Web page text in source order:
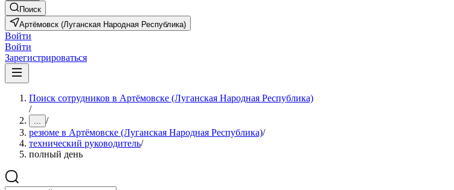
Поиск
Артёмовск (Луганская Народная Республика)
Войти
Войти
Зарегистрироваться
Поиск сотрудников в Артёмовске (Луганская Народная Республика)
/
... /
резюме в Артёмовске (Луганская Народная Республика)/
технический руководитель/
полный день